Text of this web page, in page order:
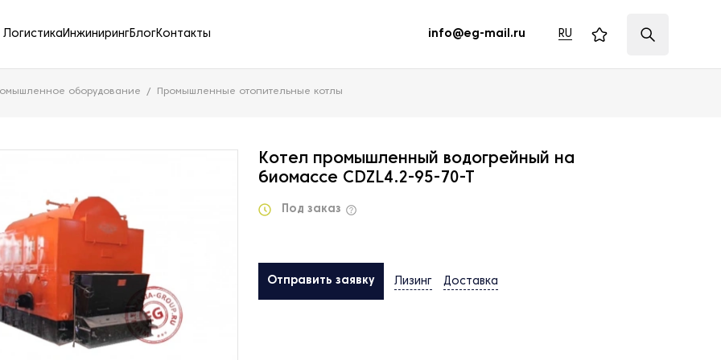
Логистика ИнжинирингБлогКонтакты info@eg-mail.ru RU
оборудование Промышленные отопительные котлы
Котел промышленный водогрейный на
биомассе CDZL4.2-95-70-T
Под заказ
Отправить заявку Лизинг Доставка